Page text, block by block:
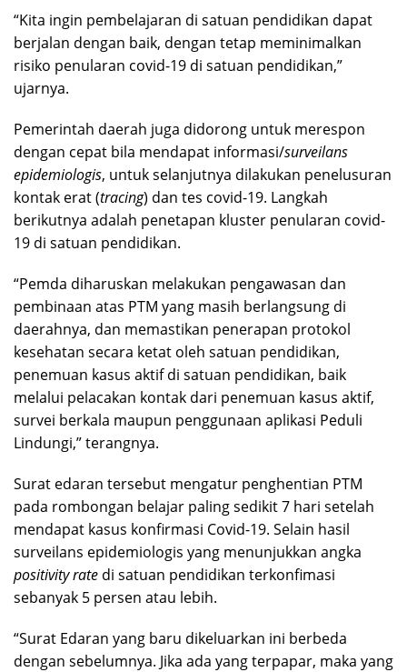
“Kita ingin pembelajaran di satuan pendidikan dapat
berjalan dengan baik, dengan tetap meminimalkan
risiko penularan covid-19 di satuan pendidikan,”
ujarnya.
Pemerintah daerah juga didorong untuk merespon
dengan cepat bila mendapat informasi/surveilans
epidemiologis, untuk selanjutnya dilakukan penelusuran
kontak erat (tracing) dan tes covid-19. Langkah
berikutnya adalah penetapan kluster penularan covid-
19 di satuan pendidikan.
“Pemda diharuskan melakukan pengawasan dan
pembinaan atas PTM yang masih berlangsung di
daerahnya, dan memastikan penerapan protokol
kesehatan secara ketat oleh satuan pendidikan,
penemuan kasus aktif di satuan pendidikan, baik
melalui pelacakan kontak dari penemuan kasus aktif,
survei berkala maupun penggunaan aplikasi Peduli
Lindungi,” terangnya.
Surat edaran tersebut mengatur penghentian PTM
pada rombongan belajar paling sedikit 7 hari setelah
mendapat kasus konfirmasi Covid-19. Selain hasil
surveilans epidemiologis yang menunjukkan angka
positivity rate di satuan pendidikan terkonfimasi
sebanyak 5 persen atau lebih.
“Surat Edaran yang baru dikeluarkan ini berbeda
dengan sebelumnya. Jika ada yang terpapar, maka yang